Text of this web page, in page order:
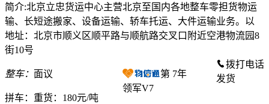
简介:北京立忠货运中心主营北京至国内各地整车零担货物运
输、长短途搬家、设备运输、轿车托运、大件运输业务。以
地址：北京市顺义区顺平路与顺航路交叉口附近空港物流园8
街10号
整车： 面议
拼车： 重货：180元/吨
第 7年
领军V7
拨打电话
发货